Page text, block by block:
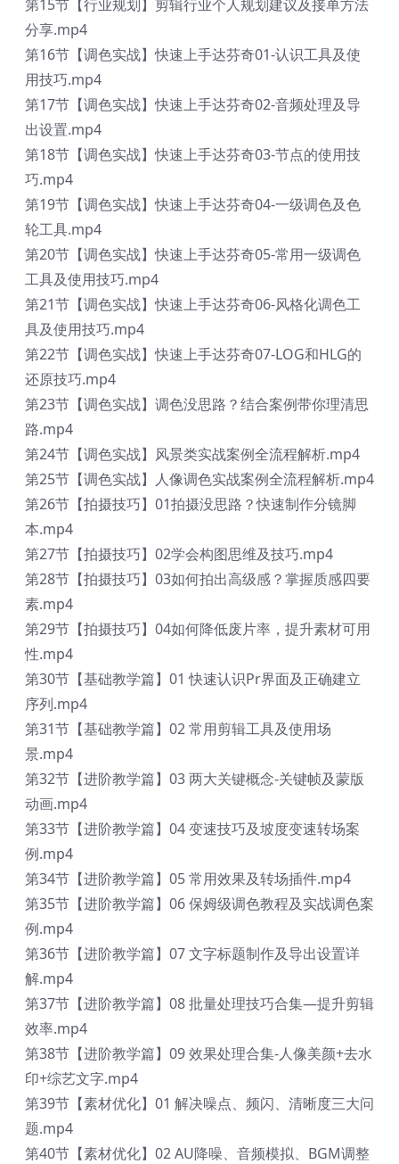
第15节【行业规划】剪辑行业个人规划建议及接单方法
分享.mp4
第16节【调色实战】快速上手达芬奇01-认识工具及使
用技巧.mp4
第17节【调色实战】快速上手达芬奇02-音频处理及导
出设置.mp4
第18节【调色实战】快速上手达芬奇03-节点的使用技
巧.mp4
第19节【调色实战】快速上手达芬奇04-一级调色及色
轮工具.mp4
第20节【调色实战】快速上手达芬奇05-常用一级调色
工具及使用技巧.mp4
第21节【调色实战】快速上手达芬奇06-风格化调色工
具及使用技巧.mp4
第22节【调色实战】快速上手达芬奇07-LOG和HLG的
还原技巧.mp4
第23节【调色实战】调色没思路？结合案例带你理清思
路.mp4
第24节【调色实战】风景类实战案例全流程解析.mp4
第25节【调色实战】人像调色实战案例全流程解析.mp4
第26节【拍摄技巧】01拍摄没思路？快速制作分镜脚
本.mp4
第27节【拍摄技巧】02学会构图思维及技巧.mp4
第28节【拍摄技巧】03如何拍出高级感？掌握质感四要
素.mp4
第29节【拍摄技巧】04如何降低废片率，提升素材可用
性.mp4
第30节【基础教学篇】01 快速认识Pr界面及正确建立
序列.mp4
第31节【基础教学篇】02 常用剪辑工具及使用场
景.mp4
第32节【进阶教学篇】03 两大关键概念-关键帧及蒙版
动画.mp4
第33节【进阶教学篇】04 变速技巧及坡度变速转场案
例.mp4
第34节【进阶教学篇】05 常用效果及转场插件.mp4
第35节【进阶教学篇】06 保姆级调色教程及实战调色案
例.mp4
第36节【进阶教学篇】07 文字标题制作及导出设置详
解.mp4
第37节【进阶教学篇】08 批量处理技巧合集—提升剪辑
效率.mp4
第38节【进阶教学篇】09 效果处理合集-人像美颜+去水
印+综艺文字.mp4
第39节【素材优化】01 解决噪点、频闪、清晰度三大问
题.mp4
第40节【素材优化】02 AU降噪、音频模拟、BGM调整